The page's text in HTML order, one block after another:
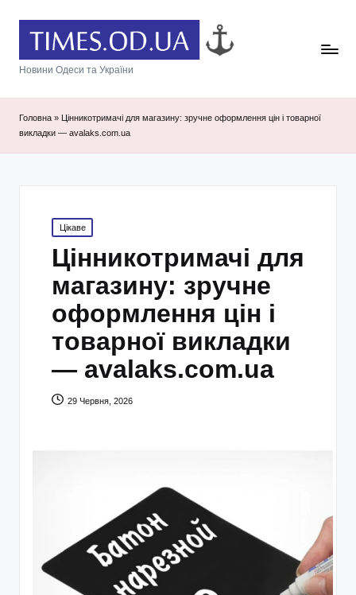
Новини Одеси та України
Головна »
Цінникотримачі для магазину: зручне оформлення цін і товарної
викладки — avalaks.com.ua
Posted
in
Цікаве
Цінникотримачі для
магазину: зручне
оформлення цін і
товарної викладки
— avalaks.com.ua
29 Червня, 2026